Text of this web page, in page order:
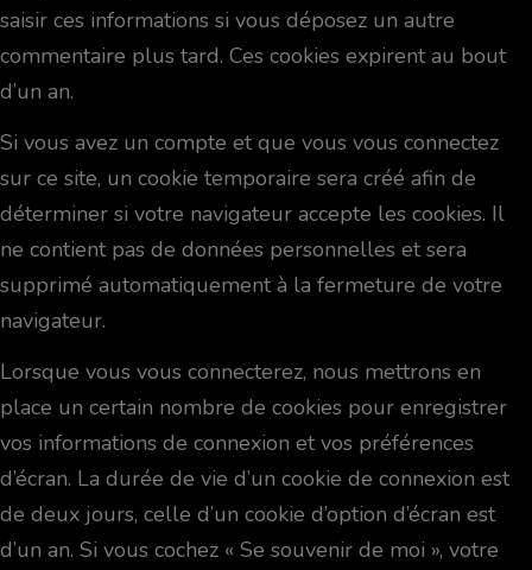
saisir ces informations si vous déposez un autre
commentaire plus tard. Ces cookies expirent au bout
d’un an.
Si vous avez un compte et que vous vous connectez
sur ce site, un cookie temporaire sera créé afin de
déterminer si votre navigateur accepte les cookies. Il
ne contient pas de données personnelles et sera
supprimé automatiquement à la fermeture de votre
navigateur.
Lorsque vous vous connecterez, nous mettrons en
place un certain nombre de cookies pour enregistrer
vos informations de connexion et vos préférences
d’écran. La durée de vie d’un cookie de connexion est
de deux jours, celle d’un cookie d’option d’écran est
d’un an. Si vous cochez « Se souvenir de moi », votre